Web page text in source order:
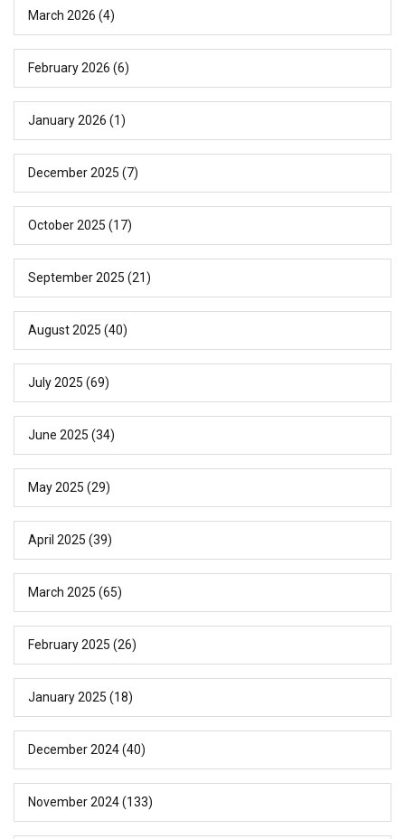
March 2026 (4)
February 2026 (6)
January 2026 (1)
December 2025 (7)
October 2025 (17)
September 2025 (21)
August 2025 (40)
July 2025 (69)
June 2025 (34)
May 2025 (29)
April 2025 (39)
March 2025 (65)
February 2025 (26)
January 2025 (18)
December 2024(40)
November 2024(133)